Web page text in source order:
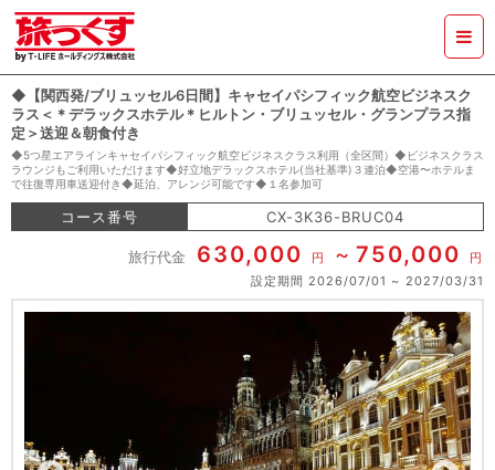
◆【関西発/ブリュッセル6日間】キャセイパシフィック航空ビジネスク
ラス＜＊デラックスホテル＊ヒルトン・ブリュッセル・グランプラス指
定＞送迎＆朝食付き
◆5つ星エアラインキャセイパシフィック航空ビジネスクラス利用（全区間）◆ビジネスクラス
ラウンジもご利用いただけます◆好立地デラックスホテル(当社基準)３連泊◆空港〜ホテルま
で往復専用車送迎付き◆延泊、アレンジ可能です◆１名参加可
コース番号 CX-3K36-BRUC04
旅行代金 630,000 円 750,000
円
設定期間 2026/07/01 2027/03/31